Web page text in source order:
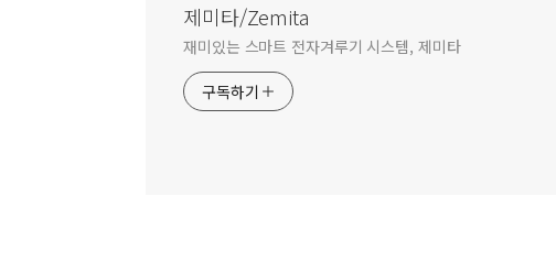
제미타/Zemita
재미있는 스마트 전자겨루기 시스템, 제미타
구독하기